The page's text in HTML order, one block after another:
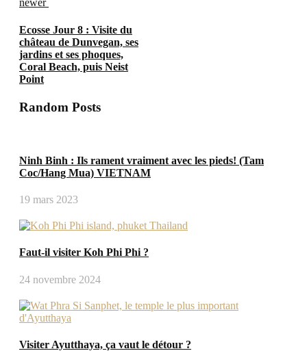
newer
Ecosse Jour 8 : Visite du
château de Dunvegan, ses
jardins et ses phoques,
Coral Beach, puis Neist
Point
Random Posts
Ninh Binh : Ils rament vraiment avec les pieds! (Tam
Coc/Hang Mua) VIETNAM
19 mars 2023
Faut-il visiter Koh Phi Phi ?
24 novembre 2024
Visiter Ayutthaya, ça vaut le détour ?